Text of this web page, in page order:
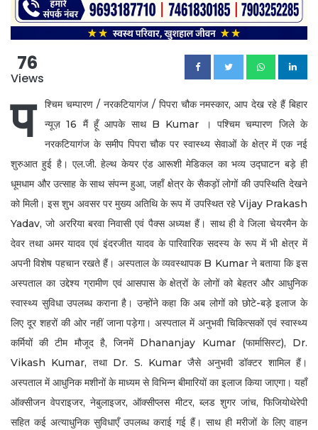
76
Views
प
श्चिम चम्पारण / नरकटियागंज / पिपरा चौक नमस्कार, आप देख रहे हैं बिहार
न्यूज़ 16 मैं हूँ आपके साथ B Kumar । पश्चिम चम्पारण जिले के
नरकटियागंज के समीप पिपरा चौक पर स्वास्थ्य सेवाओं के क्षेत्र में एक नई
शुरुआत हुई है। एल.जी. हेल्थ केयर एंड आरूशी मेडिकल का भव्य उद्घाटन बड़े ही
धूमधाम और उत्साह के साथ संपन्न हुआ, जहाँ क्षेत्र के सैकड़ों लोगों की उपस्थिति देखने
को मिली। इस शुभ अवसर पर मुख्य अतिथि के रूप में उपस्थित रहे Vijay Prakash
Yadav, जो अररिया बरवा निवासी एवं पैक्स अध्यक्ष हैं। साथ ही वे जिला चेयरमैन के
देवर तथा अमर यादव एवं इंदरजीत यादव के पारिवारिक सदस्य के रूप में भी क्षेत्र में
अपनी विशेष पहचान रखते हैं। अस्पताल के व्यवस्थापक B Kumar ने बताया कि इस
अस्पताल का उद्देश्य ग्रामीण एवं आसपास के क्षेत्रों के लोगों को बेहतर और आधुनिक
स्वास्थ्य सुविधा उपलब्ध कराना है। उन्होंने कहा कि अब लोगों को छोटे-बड़े इलाज के
लिए दूर शहरों की ओर नहीं जाना पड़ेगा। अस्पताल में अनुभवी चिकित्सकों एवं स्वास्थ्य
कर्मियों की टीम मौजूद है, जिनमें Dhananjay Kumar (फार्मासिस्ट), Dr.
Vikash Kumar, तथा Dr. S. Kumar जैसे अनुभवी डॉक्टर शामिल हैं।
अस्पताल में आधुनिक मशीनों के माध्यम से विभिन्न बीमारियों का इलाज किया जाएगा। यहाँ
ऑक्सीजन वेपराइजर, नेबुलाइजर, ऑक्सीप्लस मीटर, ब्लड शुगर जांच, फिजियोथेरेपी
सहित कई अत्याधुनिक सुविधाएँ उपलब्ध कराई गई हैं। साथ ही मरीजों के लिए वाहन